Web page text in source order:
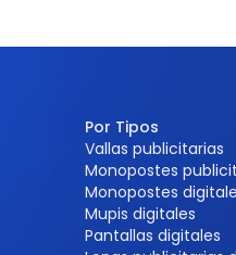
Por Tipos
Vallas publicitarias
Monopostes
Monopostes
Mupis digitales
Pantallas digitales